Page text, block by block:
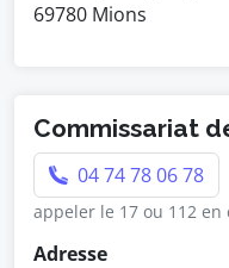
69780 Mions
Commissariat
04 74 78 06 78
appeler le 17 ou 112 en
Adresse